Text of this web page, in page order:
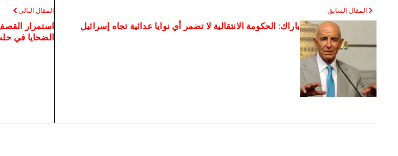
المقال السابق
باراك: الحكومة الانتقالية لا تضمر أي نوايا عدائية تجاه إسرائيل
المقال التالي
استمرار
الضحايا في